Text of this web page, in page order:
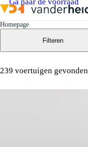
Homepage
239 voertuigen gevonden
Filteren